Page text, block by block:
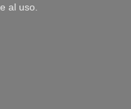
al uso.